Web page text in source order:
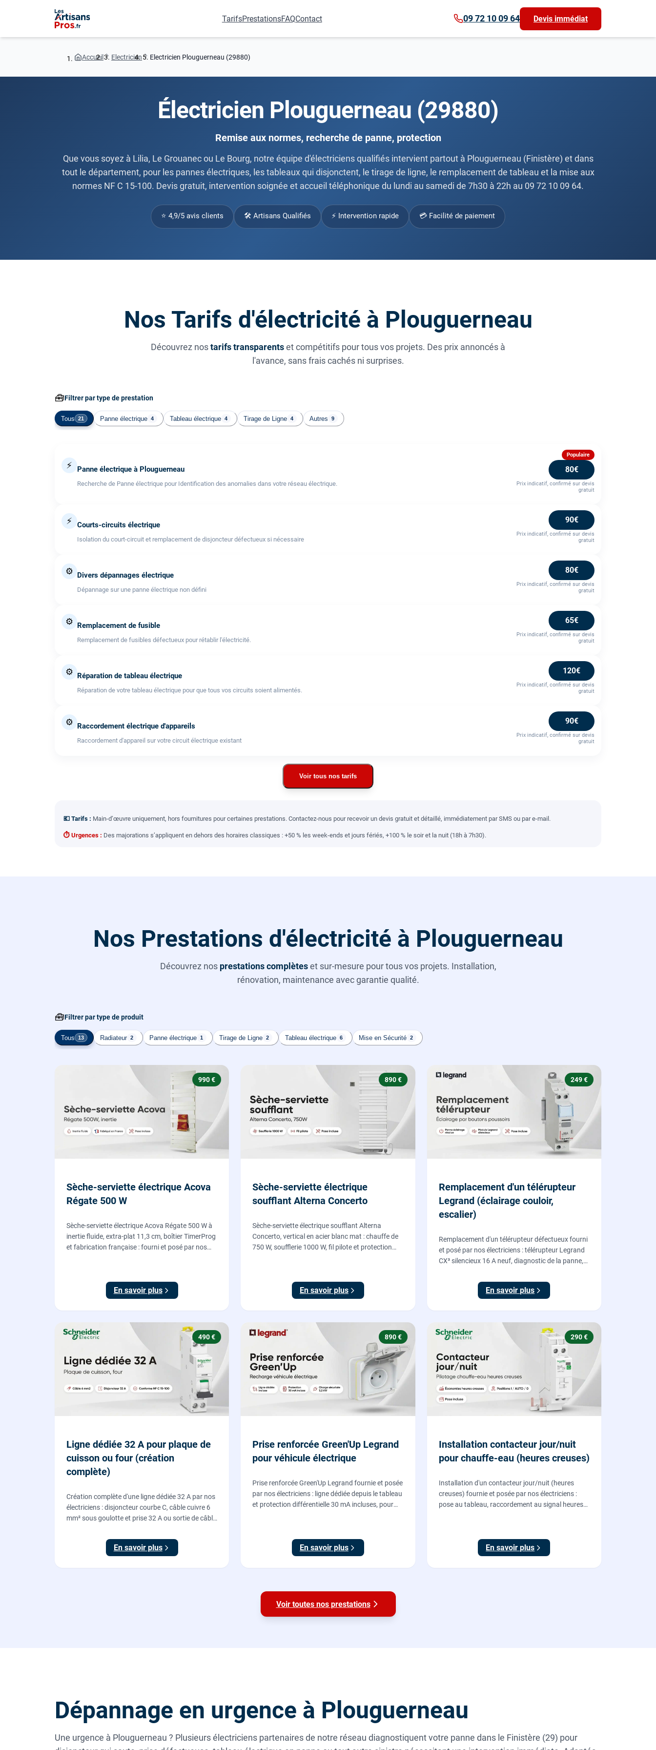
TarifsPrestationsFAQContact 09 72 10 09 64 Devis immédiat
Accueil Electricien Electricien Plouguerneau (29880)
Électricien Plouguerneau (29880)
Remise aux normes, recherche de panne, protection
Que vous soyez à Lilia, Le Grouanec ou Le Bourg, notre équipe d'électriciens qualifiés intervient partout à Plouguerneau (Finistère) et dans
tout le département, pour les pannes électriques, les tableaux qui disjonctent, le tirage de ligne, le remplacement de tableau et la mise aux
normes NF C 15-100. Devis gratuit, intervention soignée et accueil téléphonique du lundi au samedi de 7h30 à 22h au 09 72 10 09 64.
⭐ 4,9/5 avis clients 🛠 Artisans Qualifiés ⚡ Intervention rapide 💳 Facilité de paiement
Nos Tarifs d'électricité à Plouguerneau
Découvrez nostarifs transparentset compétitifs pour tous vos projets. Des prix annoncés à
l'avance, sans frais cachés ni surprises.
🧰Filtrer par type de prestation
Tous 21 Panne électrique 4 Tableau électrique 4 Tirage de Ligne 4 Autres 9
⚡ Panne électrique à Plouguerneau
Recherche de Panne électrique pour Identification des anomalies dans votre réseau électrique.
Populaire
80€
Prix indicatif, confirmé sur devis
gratuit
⚡ Courts-circuits électrique
Isolation du court-circuit et remplacement de disjoncteur défectueux si nécessaire
90€
Prix indicatif, confirmé sur devis
gratuit
⚙️ Divers dépannages électrique
Dépannage sur une panne électrique non défini
80€
Prix indicatif, confirmé sur devis
gratuit
⚙️ Remplacement de fusible
Remplacement de fusibles défectueux pour rétablir l'électricité.
65€
Prix indicatif, confirmé sur devis
gratuit
⚙️ Réparation de tableau électrique
Réparation de votre tableau électrique pour que tous vos circuits soient alimentés.
120€
Prix indicatif, confirmé sur devis
gratuit
⚙️ Raccordement électrique d'appareils
Raccordement d'appareil sur votre circuit électrique existant
90€
Prix indicatif, confirmé sur devis
gratuit
Voir tous nos tarifs
💶 Tarifs : Main-d’œuvre uniquement, hors fournitures pour certaines prestations. Contactez-nous pour recevoir un devis gratuit et détaillé, immédiatement par SMS ou par e-mail.
⏱ Urgences : Des majorations s’appliquent en dehors des horaires classiques : +50 % les week-ends et jours fériés, +100 % le soir et la nuit (18h à 7h30).
Nos Prestations d'électricité à Plouguerneau
Découvrez nos prestations complèteset sur-mesure pour tous vos projets. Installation,
rénovation, maintenance avec garantie qualité.
🧰Filtrer par type de produit
Tous 13 Radiateur 2 Panne électrique 1 Tirage de Ligne 2 Tableau électrique 6 Mise en Sécurité 2
990 €
Sèche-serviette électrique Acova
Régate 500 W
Sèche-serviette électrique Acova Régate 500 W à
inertie fluide, extra-plat 11,3 cm, boîtier TimerProg
et fabrication française : fourni et posé par nos
En savoir plus
890 €
Sèche-serviette électrique
soufflant Alterna Concerto
Sèche-serviette électrique soufflant Alterna
Concerto, vertical en acier blanc mat : chauffe de
750 W, soufflerie 1000 W, fil pilote et protection
En savoir plus
249 €
Remplacement d'un télérupteur
Legrand (éclairage couloir,
escalier)
Remplacement d'un télérupteur défectueux fourni
et posé par nos électriciens : télérupteur Legrand
CX³ silencieux 16 A neuf, diagnostic de la panne,
depuis tous vos boutons poussoirs.
En savoir plus
490 €
Ligne dédiée 32 A pour plaque de
cuisson ou four (création
complète)
Création complète d'une ligne dédiée 32 A par nos
électriciens : disjoncteur courbe C, câble cuivre 6
mm² sous goulotte et prise 32 A ou sortie de câble
conforme NF C 15-100.
En savoir plus
890 €
Prise renforcée Green'Up Legrand
pour véhicule électrique
Prise renforcée Green'Up Legrand fournie et posée
par nos électriciens : ligne dédiée depuis le tableau
et protection différentielle 30 mA incluses, pour
En savoir plus
290 €
Installation contacteur jour/nuit
pour chauffe-eau (heures creuses)
Installation d'un contacteur jour/nuit (heures
creuses) fournie et posée par nos électriciens :
pose au tableau, raccordement au signal heures
En savoir plus
Voir toutes nos prestations
Dépannage en urgence à Plouguerneau
Une urgence à Plouguerneau ? Plusieurs électriciens partenaires de notre réseau diagnostiquent votre panne dans le Finistère (29) pour